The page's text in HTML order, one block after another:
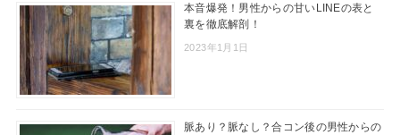
本音爆発！男性からの甘いLINEの表と
裏を徹底解剖！
2023年1月1日
脈あり？脈なし？合コン後の男性からの